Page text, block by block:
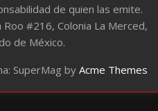
de quien las emite.
Roo #216, Colonia La Merced,
de México.
SuperMag byAcme Themes